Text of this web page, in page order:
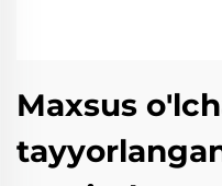
Maxsus